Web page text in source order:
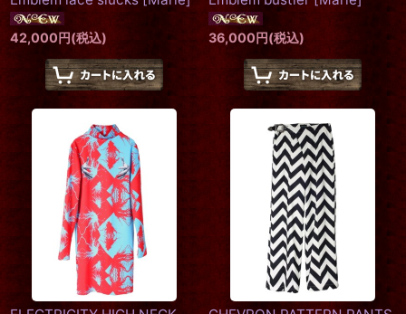
42,000円(税込) 36,000円(税込)